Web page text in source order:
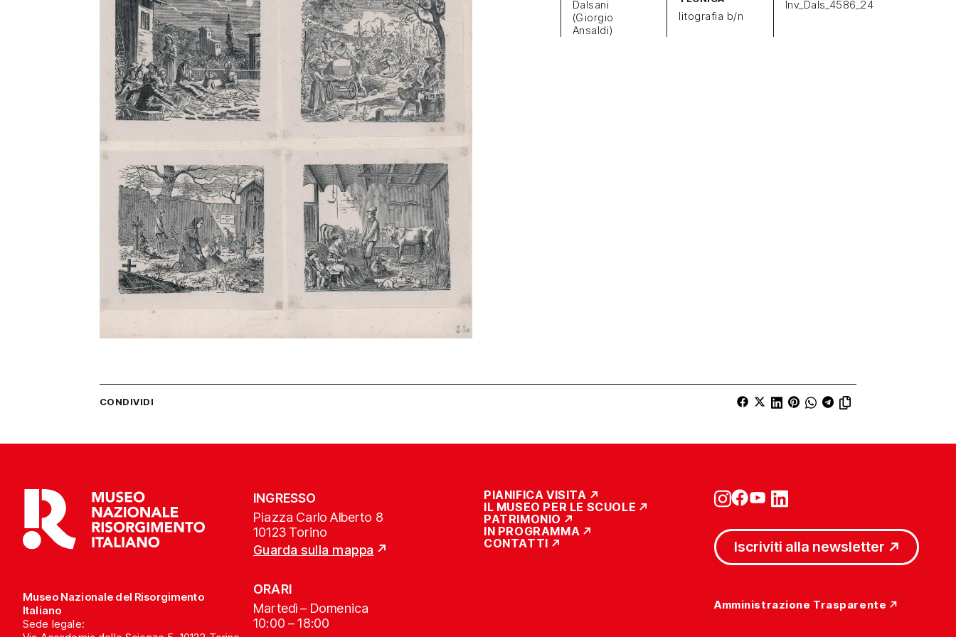
Dalsani
(Giorgio
Ansaldi)
litografia b/n
Inv_Dals_4586_24
CONDIVIDI
Museo Nazionale del Risorgimento
Italiano
Sede legale:
INGRESSO
Piazza Carlo Alberto 8
10123 Torino
Guarda sulla mappa
ORARI
Martedì – Domenica
10:00 – 18:00
PIANIFICA VISITA
IL MUSEO PER LE SCUOLE
PATRIMONIO
IN PROGRAMMA
CONTATTI
Iscriviti alla newsletter
Amministrazione Trasparente